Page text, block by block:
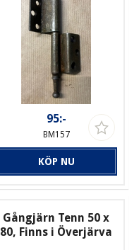
95:-
BM157
KÖP NU
Gångjärn Tenn 50 x
80, Finns i Överjärva